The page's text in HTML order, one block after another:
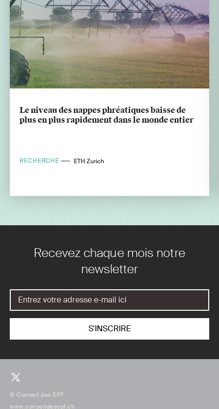
Le niveau des nappes phréatiques baisse de
plus en plus rapidement dans le monde entier
RECHERCHE ETH Zurich
Recevez chaque mois notre
newsletter
© Conseil des EPF
www.conseildesepf.ch